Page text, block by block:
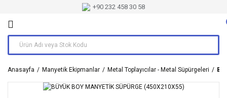
+90 232 458 30 58
Anasayfa Manyetik Ekipmanlar Metal Toplayıcılar - Metal Süpürgeleri